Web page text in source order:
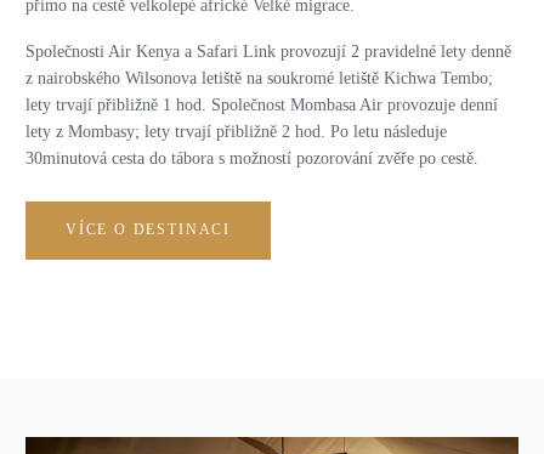
přímo na cestě velkolepé africké Velké migrace.
Společnosti Air Kenya a Safari Link provozují 2 pravidelné lety denně
z nairobského Wilsonova letiště na soukromé letiště Kichwa Tembo;
lety trvají přibližně 1 hod. Společnost Mombasa Air provozuje denní
lety z Mombasy; lety trvají přibližně 2 hod. Po letu následuje
30minutová cesta do tábora s možností pozorování zvěře po cestě.
VÍCE O DESTINACI